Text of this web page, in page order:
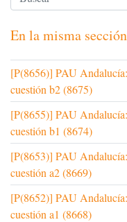
En la misma sección
[P(8656)] PAU
cuestión b2 (8675)
[P(8655)] PAU
cuestión b1 (8674)
[P(8653)] PAU
cuestión a2 (8669)
[P(8652)] PAU
cuestión a1 (8668)